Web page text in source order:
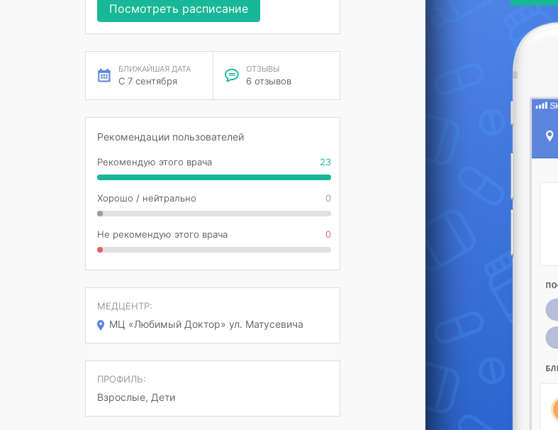
Посмотреть расписание
БЛИЖАЙШАЯ ДАТА
С 7 сентября
ОТЗЫВЫ
6 отзывов
Рекомендации пользователей
Рекомендую этого врача 23
Хорошо / нейтрально 0
Не рекомендую этого врача 0
МЕДЦЕНТР:
МЦ «Любимый Доктор» ул. Матусевича
ПРОФИЛЬ:
Взрослые, Дети